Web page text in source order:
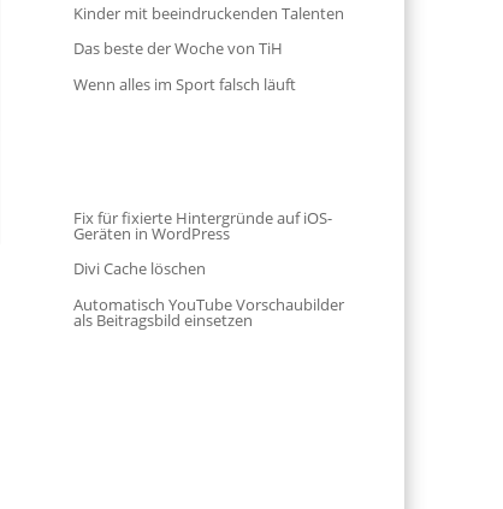
Kinder mit beeindruckenden Talenten
Das beste der Woche von TiH
Wenn alles im Sport falsch läuft
Fix für fixierte Hintergründe auf iOS-
Geräten in WordPress
Divi Cache löschen
Automatisch YouTube Vorschaubilder
als Beitragsbild einsetzen